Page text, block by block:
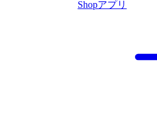
Shopアプリ